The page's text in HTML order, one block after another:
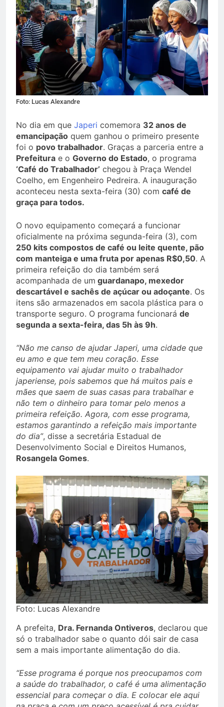
Foto: Lucas Alexandre
No dia em que Japeri comemora 32 anos de
emancipação quem ganhou o primeiro presente
foi o povo trabalhador. Graças a parceria entre a
Prefeitura e o Governo do Estado, o programa
‘Café do Trabalhador’ chegou à Praça Wendel
Coelho, em Engenheiro Pedreira. A inauguração
aconteceu nesta sexta-feira (30) com café de
graça para todos.
O novo equipamento começará a funcionar
oficialmente na próxima segunda-feira (3), com
250 kits compostos de café ou leite quente, pão
com manteiga e uma fruta por apenas R$0,50. A
primeira refeição do dia também será
acompanhada de um guardanapo, mexedor
descartável e sachês de açúcar ou adoçante. Os
itens são armazenados em sacola plástica para o
transporte seguro. O programa funcionará de
segunda a sexta-feira, das 5h às 9h.
“Não me canso de ajudar Japeri, uma cidade que
eu amo e que tem meu coração. Esse
equipamento vai ajudar muito o trabalhador
japeriense, pois sabemos que há muitos pais e
mães que saem de suas casas para trabalhar e
não tem o dinheiro para tomar pelo menos a
primeira refeição. Agora, com esse programa,
estamos garantindo a refeição mais importante
do dia”, disse a secretária Estadual de
Desenvolvimento Social e Direitos Humanos,
Rosangela Gomes.
Foto: Lucas Alexandre
A prefeita, Dra. Fernanda Ontiveros, declarou que
só o trabalhador sabe o quanto dói sair de casa
sem a mais importante alimentação do dia.
“Esse programa é porque nos preocupamos com
a saúde do trabalhador, o café é uma alimentação
essencial para começar o dia. E colocar ele aqui